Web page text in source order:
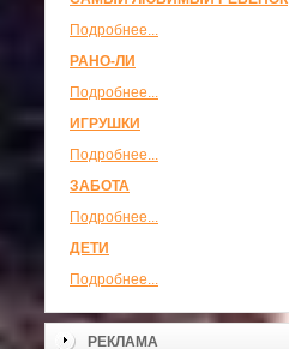
Подробнее...
РАНО-ЛИ
Подробнее...
ИГРУШКИ
Подробнее...
ЗАБОТА
Подробнее...
ДЕТИ
Подробнее...
РЕКЛАМА